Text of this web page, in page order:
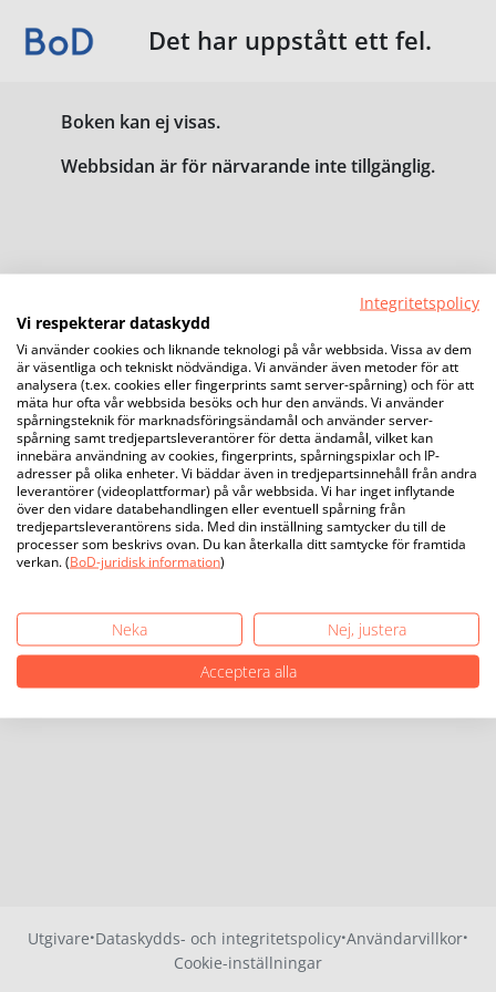
Det har uppstått ett fel.
Boken kan ej visas.
Webbsidan är för närvarande inte tillgänglig.
Utgivare·Dataskydds- och integritetspolicy·Användarvillkor·
Cookie-inställningar
Integritetspolicy
Vi respekterar dataskydd
Vi använder cookies och liknande teknologi på vår webbsida. Vissa av dem
är väsentliga och tekniskt nödvändiga. Vi använder även metoder för att
analysera (t.ex. cookies eller fingerprints samt server-spårning) och för att
mäta hur ofta vår webbsida besöks och hur den används. Vi använder
spårningsteknik för marknadsföringsändamål och använder server-
spårning samt tredjepartsleverantörer för detta ändamål, vilket kan
innebära användning av cookies, fingerprints, spårningspixlar och IP-
adresser på olika enheter. Vi bäddar även in tredjepartsinnehåll från andra
leverantörer (videoplattformar) på vår webbsida. Vi har inget inflytande
över den vidare databehandlingen eller eventuell spårning från
tredjepartsleverantörens sida. Med din inställning samtycker du till de
processer som beskrivs ovan. Du kan återkalla ditt samtycke för framtida
verkan. (BoD-juridisk information)
Neka
Nej, justera
Acceptera alla